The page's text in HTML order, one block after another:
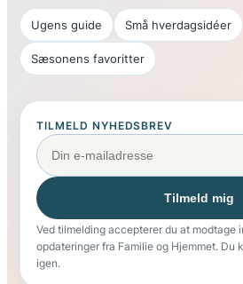
Ugens guide Små hverdagsidéer
Sæsonens favoritter
TILMELD NYHEDSBREV
Tilmeld mig
Ved tilmelding accepterer du at modtage
opdateringer fra Familie og Hjemmet. Du
igen.